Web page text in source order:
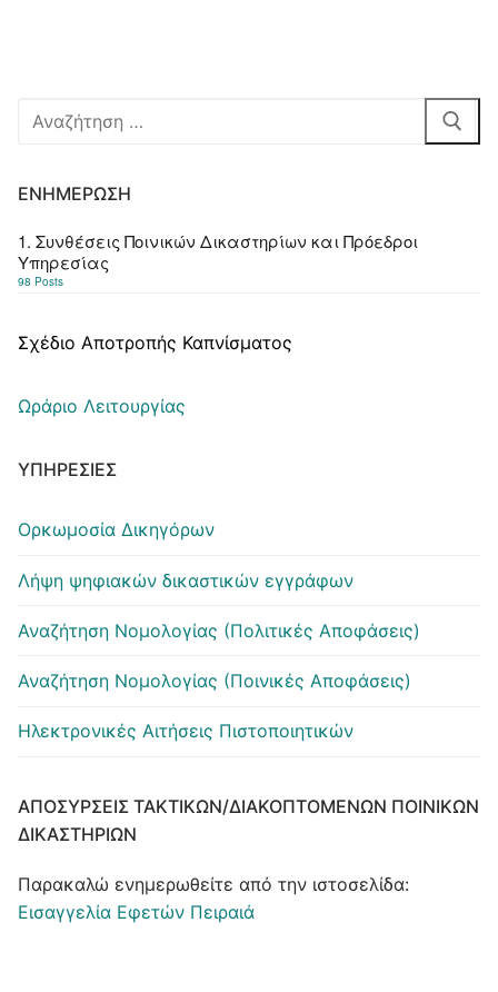
Αναζήτηση
ΕΝΗΜΈΡΩΣΗ
1. Συνθέσεις Ποινικών Δικαστηρίων και Πρόεδροι
Υπηρεσίας
98 Posts
Σχέδιο Αποτροπής Καπνίσματος
Ωράριο Λειτουργίας
ΥΠΗΡΕΣΊΕΣ
Ορκωμοσία Δικηγόρων
Λήψη ψηφιακών δικαστικών εγγράφων
Αναζήτηση Νομολογίας (Πολιτικές Αποφάσεις)
Αναζήτηση Νομολογίας (Ποινικές Αποφάσεις)
Ηλεκτρονικές Αιτήσεις Πιστοποιητικών
ΑΠΟΣΎΡΣΕΙΣ ΤΑΚΤΙΚΏΝ/ΔΙΑΚΟΠΤΌΜΕΝΩΝ ΠΟΙΝΙΚΏΝ
ΔΙΚΑΣΤΗΡΊΩΝ
Παρακαλώ ενημερωθείτε από την ιστοσελίδα:
Εισαγγελία Εφετών Πειραιά